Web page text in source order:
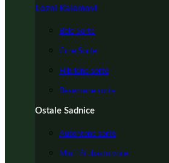
Lozni Kalemovi
Bele Sorte
Crne Sorte
Hibridne sorte
Besemene sorte
Ostale Sadnice
Autohtone sorte
Mini i Stubasto voće